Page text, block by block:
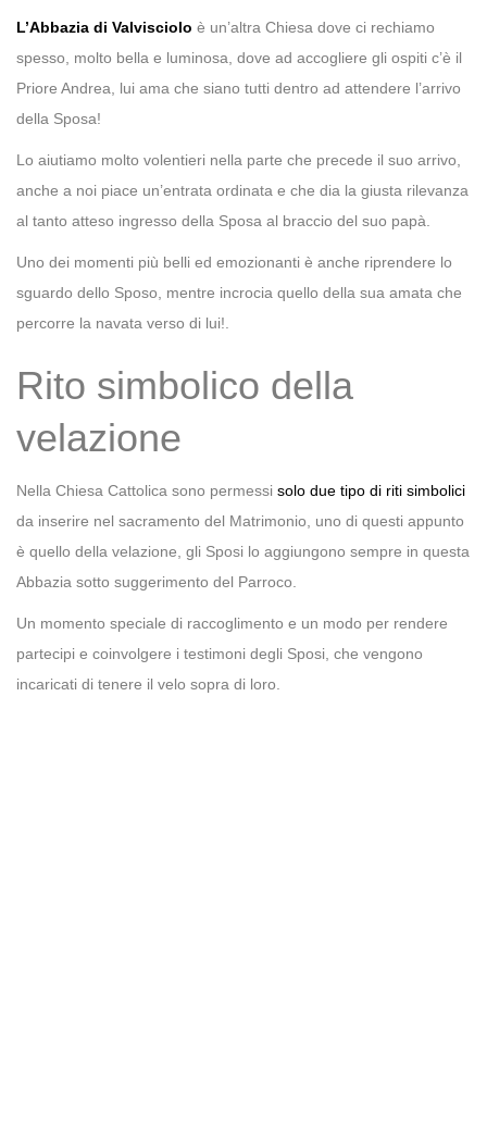
L’Abbazia di Valvisciolo è un’altra Chiesa dove ci rechiamo
spesso, molto bella e luminosa, dove ad accogliere gli ospiti c’è il
Priore Andrea, lui ama che siano tutti dentro ad attendere l’arrivo
della Sposa!
Lo aiutiamo molto volentieri nella parte che precede il suo arrivo,
anche a noi piace un’entrata ordinata e che dia la giusta rilevanza
al tanto atteso ingresso della Sposa al braccio del suo papà.
Uno dei momenti più belli ed emozionanti è anche riprendere lo
sguardo dello Sposo, mentre incrocia quello della sua amata che
percorre la navata verso di lui!.
Rito simbolico della
velazione
Nella Chiesa Cattolica sono permessi solo due tipo di riti simbolici
da inserire nel sacramento del Matrimonio, uno di questi appunto
è quello della velazione, gli Sposi lo aggiungono sempre in questa
Abbazia sotto suggerimento del Parroco.
Un momento speciale di raccoglimento e un modo per rendere
partecipi e coinvolgere i testimoni degli Sposi, che vengono
incaricati di tenere il velo sopra di loro.